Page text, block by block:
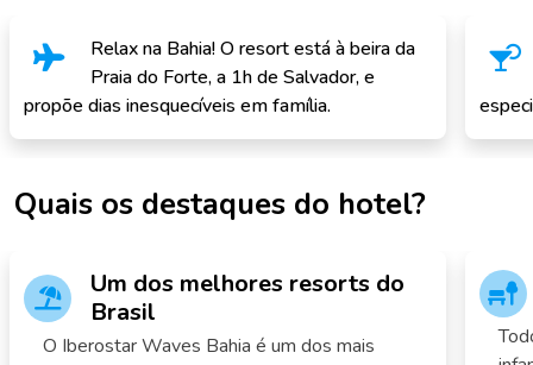
Relax na Bahia! O resort está à beira da
Praia do Forte, a 1h de Salvador, e
propõe dias inesquecíveis em família.
Quais os destaques do hotel?
Um dos melhores resorts do
Brasil
O Iberostar Waves Bahia é um dos mais